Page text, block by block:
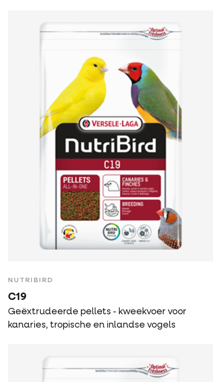
NUTRIBIRD
C19
Geëxtrudeerde pellets - kweekvoer voor
kanaries, tropische en inlandse vogels